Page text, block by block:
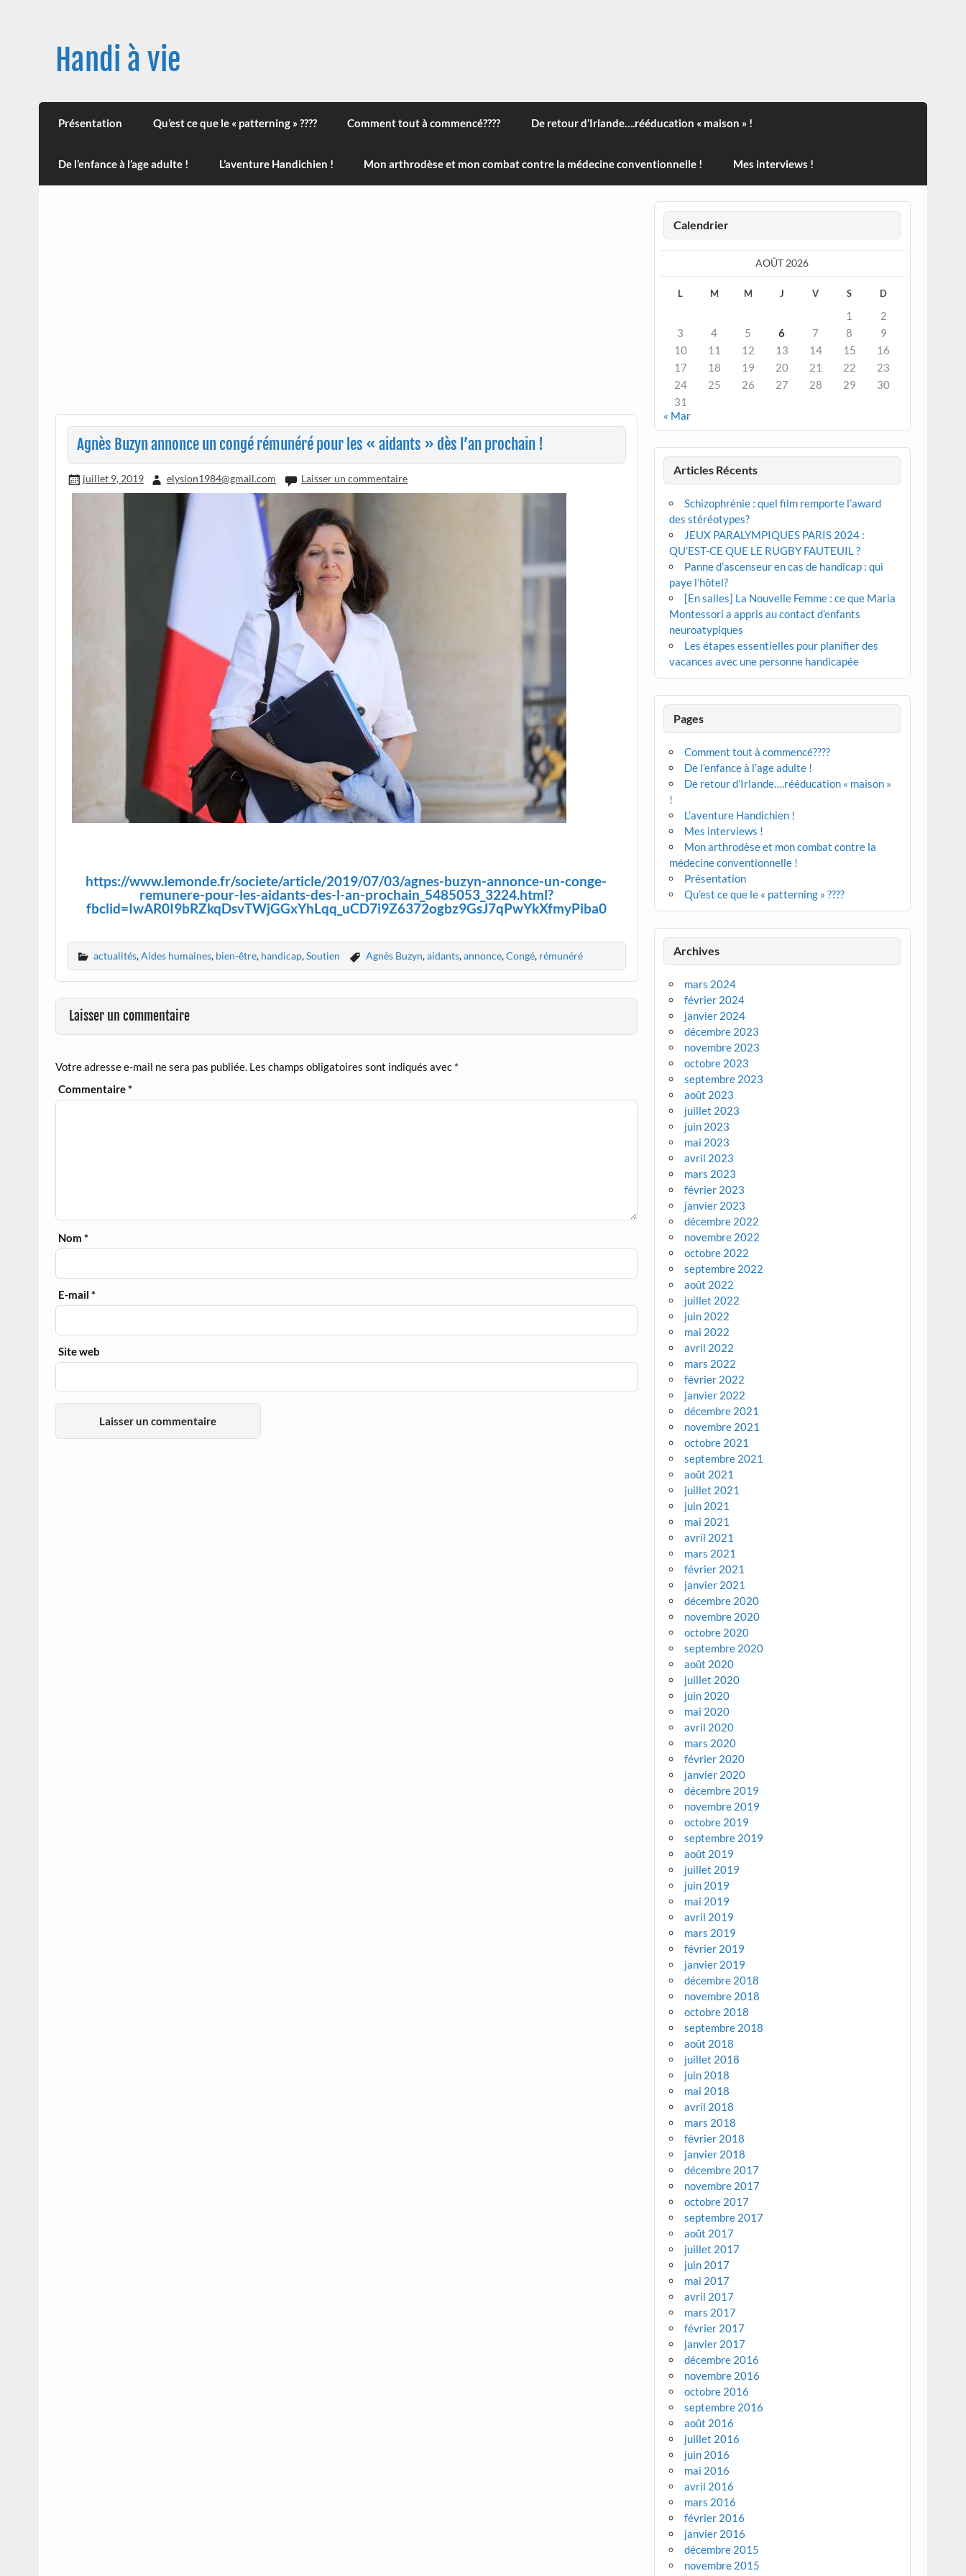
Handi à vie
Une image positive du handicap, en France et à travers le monde, des nouveautés technologiques , de l'handisport , des actualités sur la santé, sur les vaccins, de
leur impact sur la santé (mon histoire est dans le menu) ! Bonne visite
Présentation Qu’est ce que le « patterning » ???? Comment tout à commencé???? De retour d’Irlande….rééducation « maison » !
De l’enfance à l’age adulte ! L’aventure Handichien ! Mon arthrodèse et mon combat contre la médecine conventionnelle ! Mes interviews !
Agnès Buzyn annonce un congé rémunéré pour les « aidants » dès l’an prochain !
juillet 9, 2019 elysion1984@gmail.com Laisser un commentaire
https://www.lemonde.fr/societe/article/2019/07/03/agnes-buzyn-annonce-un-conge-
remunere-pour-les-aidants-des-l-an-prochain_5485053_3224.html?
fbclid=IwAR0I9bRZkqDsvTWjGGxYhLqq_uCD7i9Z6372ogbz9GsJ7qPwYkXfmyPiba0
actualités,Aides humaines, bien-être, handicap,Soutien Agnès Buzyn,aidants,annonce,Congé, rémunéré
Laisser un commentaire
Votre adresse e-mail ne sera pas publiée. Les champs obligatoires sont indiqués avec *
Commentaire*
Nom*
E-mail*
Site web
Calendrier
AOÛT 2026
L M M J V S D
1
2
3
4 5 6 7 8
9
10
11 12 13 14 15
16
17
18 19 20 21 22
23
24
25 26 27 28 29
30
31
« Mar
Articles Récents
Schizophrénie : quel film remporte l’award
des stéréotypes?
JEUX PARALYMPIQUES PARIS 2024 :
QU’EST-CE QUE LE RUGBY FAUTEUIL ?
Panne d’ascenseur en cas de handicap : qui
paye l’hôtel?
[En salles] La Nouvelle Femme : ce que Maria
Montessori a appris au contact d’enfants
neuroatypiques
Les étapes essentielles pour planifier des
vacances avec une personne handicapée
Pages
Comment tout à commencé????
De l’enfance à l’age adulte !
De retour d’Irlande….rééducation « maison »
!
L’aventure Handichien !
Mes interviews !
Mon arthrodèse et mon combat contre la
médecine conventionnelle !
Présentation
Qu’est ce que le « patterning » ????
Archives
mars 2024
février 2024
janvier 2024
décembre 2023
novembre 2023
octobre 2023
septembre 2023
août 2023
juillet 2023
juin 2023
mai 2023
avril 2023
mars 2023
février 2023
janvier 2023
décembre 2022
novembre 2022
octobre 2022
septembre 2022
août 2022
juillet 2022
juin 2022
mai 2022
avril 2022
mars 2022
février 2022
janvier 2022
décembre 2021
novembre 2021
octobre 2021
septembre 2021
août 2021
juillet 2021
juin 2021
mai 2021
avril 2021
mars 2021
février 2021
janvier 2021
décembre 2020
novembre 2020
octobre 2020
septembre 2020
août 2020
juillet 2020
juin 2020
mai 2020
avril 2020
mars 2020
février 2020
janvier 2020
décembre 2019
novembre 2019
octobre 2019
septembre 2019
août 2019
juillet 2019
juin 2019
mai 2019
avril 2019
mars 2019
février 2019
janvier 2019
décembre 2018
novembre 2018
octobre 2018
septembre 2018
août 2018
juillet 2018
juin 2018
mai 2018
avril 2018
mars 2018
février 2018
janvier 2018
décembre 2017
novembre 2017
octobre 2017
septembre 2017
août 2017
juillet 2017
juin 2017
mai 2017
avril 2017
mars 2017
février 2017
janvier 2017
décembre 2016
novembre 2016
octobre 2016
septembre 2016
août 2016
juillet 2016
juin 2016
mai 2016
avril 2016
mars 2016
février 2016
janvier 2016
décembre 2015
novembre 2015